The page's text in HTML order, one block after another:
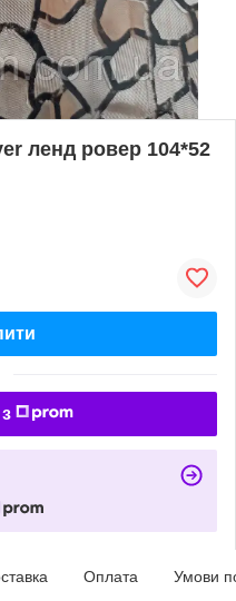
ленд ровер 104*52
Оплата Умови